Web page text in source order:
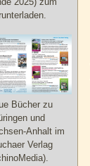
Bücher zu
und
Anhalt im
Verlag